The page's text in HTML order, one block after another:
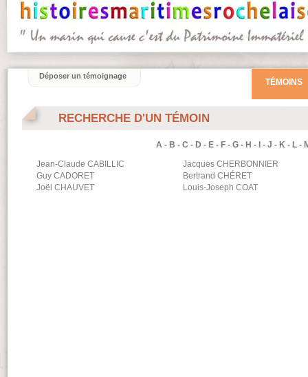
RECHERCHE D'UN TÉMOIN
A - B - C - D - E - F - G - H - - J - K - L -
Jean-Claude CABILLIC Jacques CHERBONNIER
Guy CADORET Bertrand CHÉRET
Joël CHAUVET Louis-Joseph COAT
TÉMOINS
Déposer un témoignage